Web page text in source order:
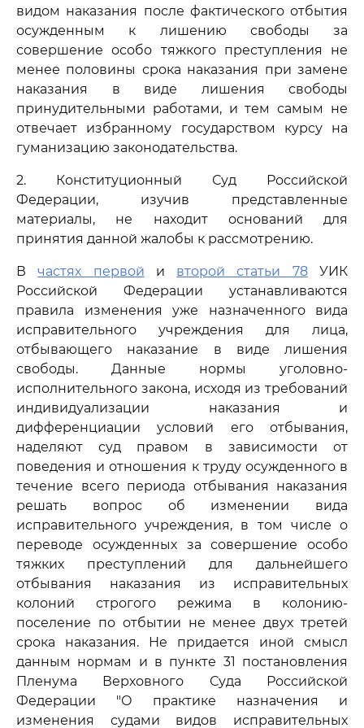
видом наказания после фактического отбытия
осужденным к лишению свободы за
совершение особо тяжкого преступления не
менее половины срока наказания при замене
наказания в виде лишения свободы
принудительными работами, и тем самым не
отвечает избранному государством курсу на
гуманизацию законодательства.
2. Конституционный Суд Российской
Федерации, изучив представленные
материалы, не находит оснований для
принятия данной жалобы к рассмотрению.
Вчастях первой и второй статьи 78УИК
Российской Федерации устанавливаются
правила изменения уже назначенного вида
исправительного учреждения для лица,
отбывающего наказание в виде лишения
свободы. Данные нормы уголовно-
исполнительного закона, исходя из требований
индивидуализации наказания и
дифференциации условий его отбывания,
наделяют суд правом в зависимости от
поведения и отношения к труду осужденного в
течение всего периода отбывания наказания
решать вопрос об изменении вида
исправительного учреждения, в том числе о
переводе осужденных за совершение особо
тяжких преступлений для дальнейшего
отбывания наказания из исправительных
колоний строгого режима в колонию-
поселение по отбытии не менее двух третей
срока наказания. Не придается иной смысл
данным нормам и в пункте 31 постановления
Пленума Верховного Суда Российской
Федерации "О практике назначения и
изменения судами видов исправительных